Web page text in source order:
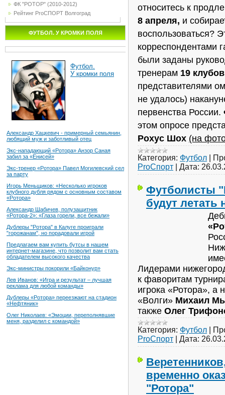
ФК "РОТОР" (2010-2012)
Рейтинг ProСПОРТ Волгоград
ФУТБОЛ. У КРОМКИ ПОЛЯ
Футбол.
У кромки поля
Александр Хацкевич - примерный семьянин,
любящий муж и заботливый отец
Экс-нападающий «Ротора» Анзор Саная
забил за «Енисей»
Экс-тренер «Ротора» Павел Могилевский сел
за парту
Игорь Меньщиков: «Несколько игроков
клубного дубля рядом с основным составом
«Ротора»
Александр Шабичев, полузащитник
«Ротора-2»: «Глаза горели, все бежали»
Дублеры "Ротора" в Калуге проиграли
"горожанам", но порадовали игрой
Предлагаем вам купить бутсы в нашем
интернет-магазине, что позволит вам стать
обладателем высокого качества
Экс-министры покорили «Байконур»
Лев Иванов: «Игра и результат – лучшая
реклама для любой команды»
Дублеры «Ротора» переезжают на стадион
«Нефтяник»
Олег Николаев: «Эмоции, переполнявшие
меня, разделил с командой»
относитесь к
8 апреля, и
воспользоваться?
корреспондентами
были заданы
тренерам 19
представителями
не удалось)
первенства России.
этом опросе
Рохус Шох (на
Категория: Футбол
ProСпорт
Дата:
Футболисты
будут летать
Лидерами
к фаворитам
игрока «Ротора», а
«Волги» Михаил
также Олег
Категория: Футбол
ProСпорт
Дата:
временно
"Ротора"